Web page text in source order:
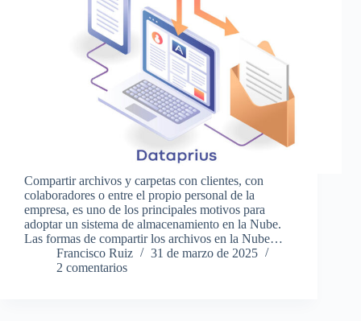
Compartir archivos y carpetas con clientes, con
colaboradores o entre el propio personal de la
empresa, es uno de los principales motivos para
adoptar un sistema de almacenamiento en la Nube.
Las formas de compartir los archivos en la Nube…
Francisco Ruiz
31 de marzo de 2025
2 comentarios